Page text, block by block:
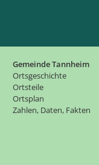
Gemeinde Tannheim
Ortsgeschichte
Ortsteile
Ortsplan
Zahlen, Daten, Fakten